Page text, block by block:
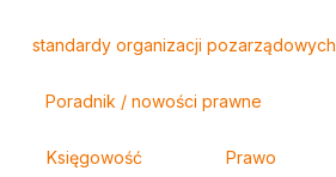
standardy organizacji pozarządowych
Poradnik / nowości prawne
Księgowość Prawo